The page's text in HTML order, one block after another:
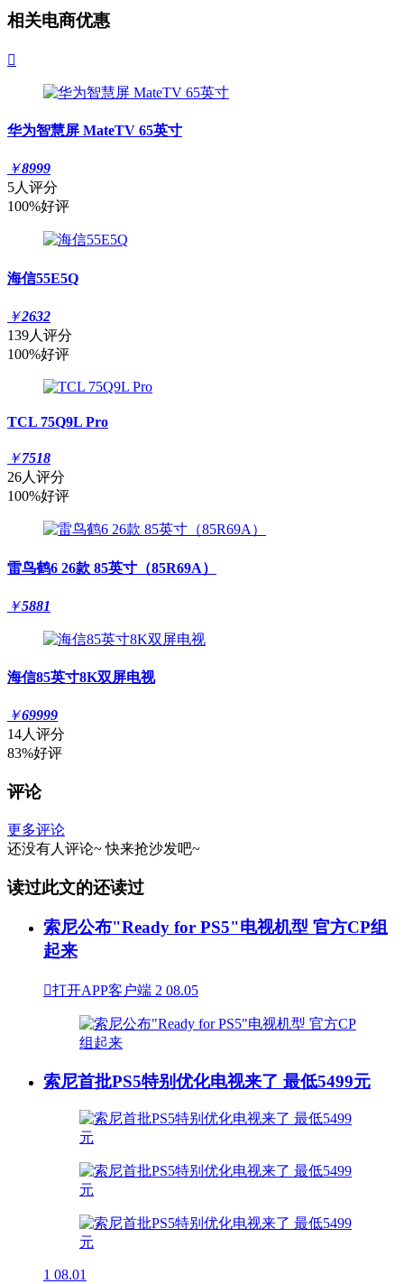
相关电商优惠

华为智慧屏 MateTV 65英寸
￥8999
5人评分
100%好评
海信55E5Q
￥2632
139人评分
100%好评
TCL 75Q9L Pro
￥7518
26人评分
100%好评
雷鸟鹤6 26款 85英寸（85R69A）
￥5881
海信85英寸8K双屏电视
￥69999
14人评分
83%好评
评论
更多评论
还没有人评论~ 快来抢沙发吧~
读过此文的还读过
索尼公布"Ready for PS5"电视机型 官方CP组
起来
打开APP客户端 2 08.05
索尼首批PS5特别优化电视来了 最低5499元
1 08.01